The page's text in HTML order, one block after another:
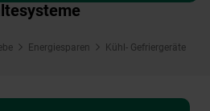
Energiesparen Kühl- Gefriergeräte